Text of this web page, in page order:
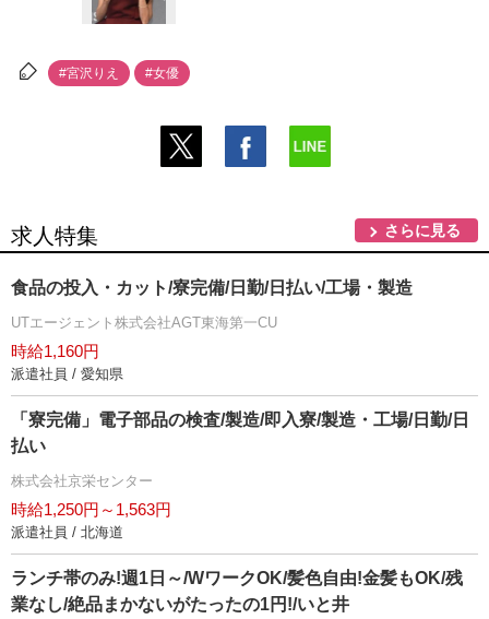
#宮沢りえ #女優
求人特集 さらに見る
食品の投入・カット/寮完備/日勤/日払い/工場・製造
UTエージェント株式会社AGT東海第一CU
時給1,160円
派遣社員 / 愛知県
「寮完備」電子部品の検査/製造/即入寮/製造・工場/日勤/日
払い
株式会社京栄センター
時給1,250円～1,563円
派遣社員 / 北海道
ランチ帯のみ!週1日～/WワークOK/髪色自由!金髪もOK/残
業なし/絶品まかないがたったの1円!/いと井